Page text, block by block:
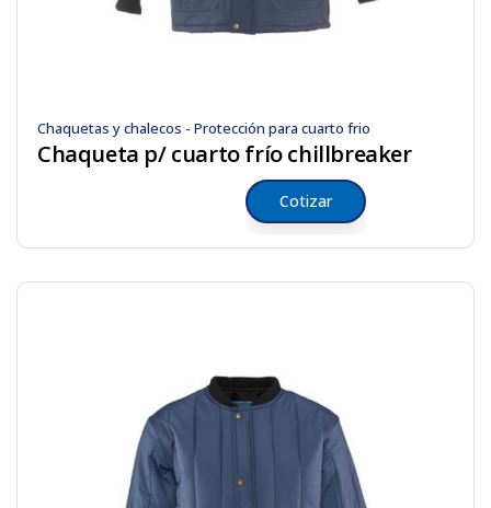
Chaquetas y chalecos - Protección para cuarto frio
Chaqueta p/ cuarto frío chillbreaker
Cotizar